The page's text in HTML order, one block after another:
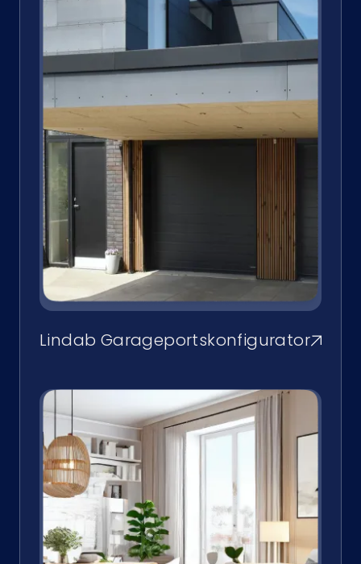
Lindab Garageportskonfigurator